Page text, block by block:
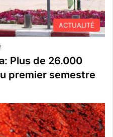
ACTUALITÉ
Plus de 26.000
premier semestre